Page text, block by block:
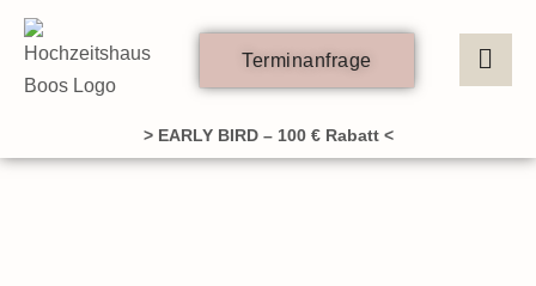
Zum
Inhalt
springen
Terminanfrage
> EARLY BIRD – 100 € Rabatt <